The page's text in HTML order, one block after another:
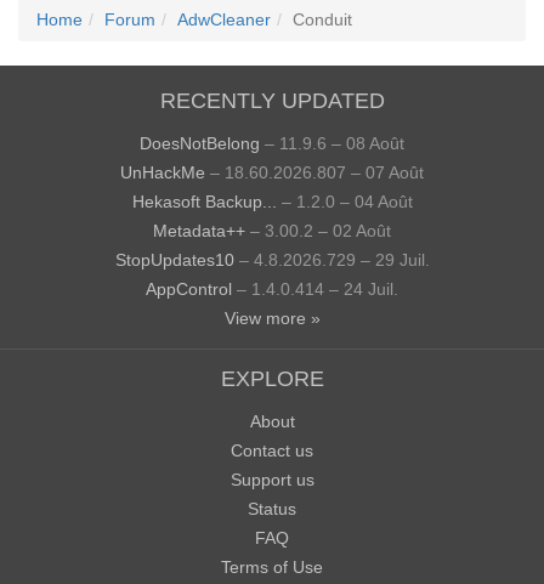
Home Forum AdwCleaner Conduit
RECENTLY UPDATED
DoesNotBelong – 11.9.6 – 08 Août
UnHackMe – 18.60.2026.807 – 07 Août
Hekasoft Backup...
– 1.2.0 – 04 Août
Metadata++ – 3.00.2 – 02 Août
StopUpdates10– 4.8.2026.729 – 29 Juil.
AppControl – 1.4.0.414 – 24 Juil.
View more »
EXPLORE
About
Contact us
Support us
Status
FAQ
Terms of Use